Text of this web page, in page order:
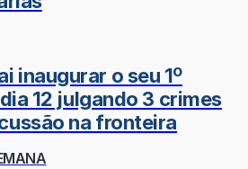
inaugurar o seu 1º
12 julgando 3 crimes
na fronteira